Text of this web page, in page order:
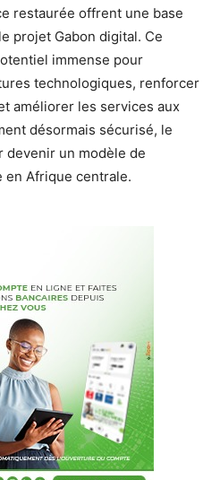
restaurée offrent une base
projet Gabon digital. Ce
immense pour
technologiques, renforcer
améliorer les services aux
désormais sécurisé, le
devenir un modèle de
Afrique centrale.